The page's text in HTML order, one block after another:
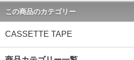
この商品のカテゴリー
CASSETTE TAPE